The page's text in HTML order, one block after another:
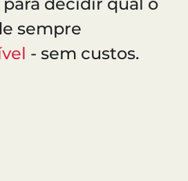
sempre
- sem custos.